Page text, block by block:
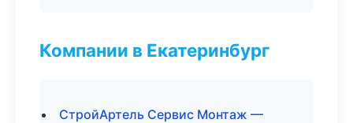
Компании в Екатеринбург
СтройАртель Сервис Монтаж —